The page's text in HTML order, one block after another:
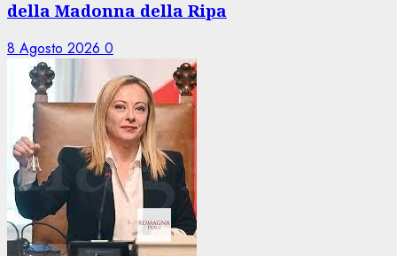
della Madonna della Ripa
8 Agosto 2026 0